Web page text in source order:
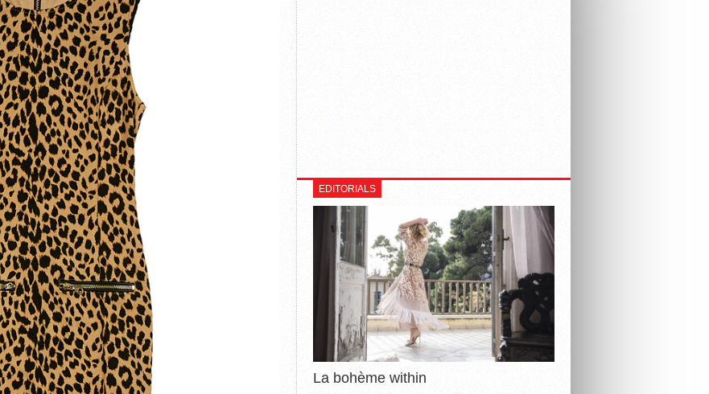
EDITORIALS
La bohème within